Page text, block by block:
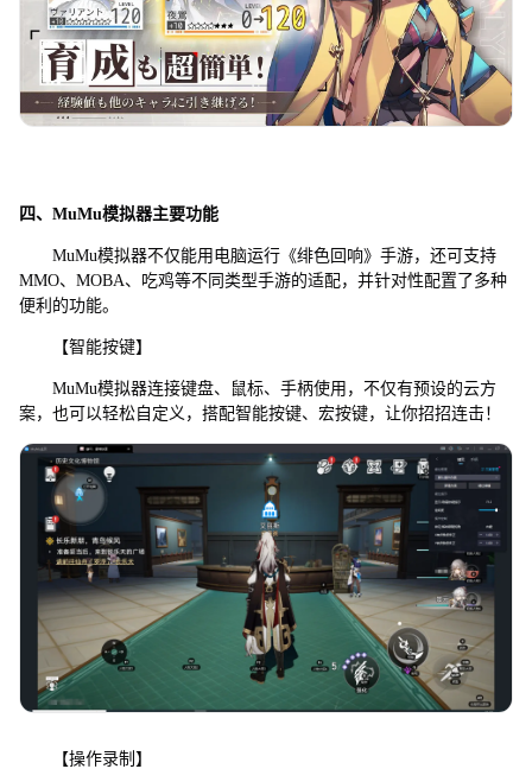
四、MuMu模拟器主要功能
MuMu模拟器不仅能用电脑运行《绯色回响》手游，还可支持
MMO、MOBA、吃鸡等不同类型手游的适配，并针对性配置了多种
便利的功能。
【智能按键】
MuMu模拟器连接键盘、鼠标、手柄使用，不仅有预设的云方
案，也可以轻松自定义，搭配智能按键、宏按键，让你招招连击！
【操作录制】